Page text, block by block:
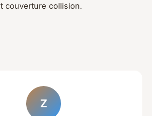
couverture collision.
Z